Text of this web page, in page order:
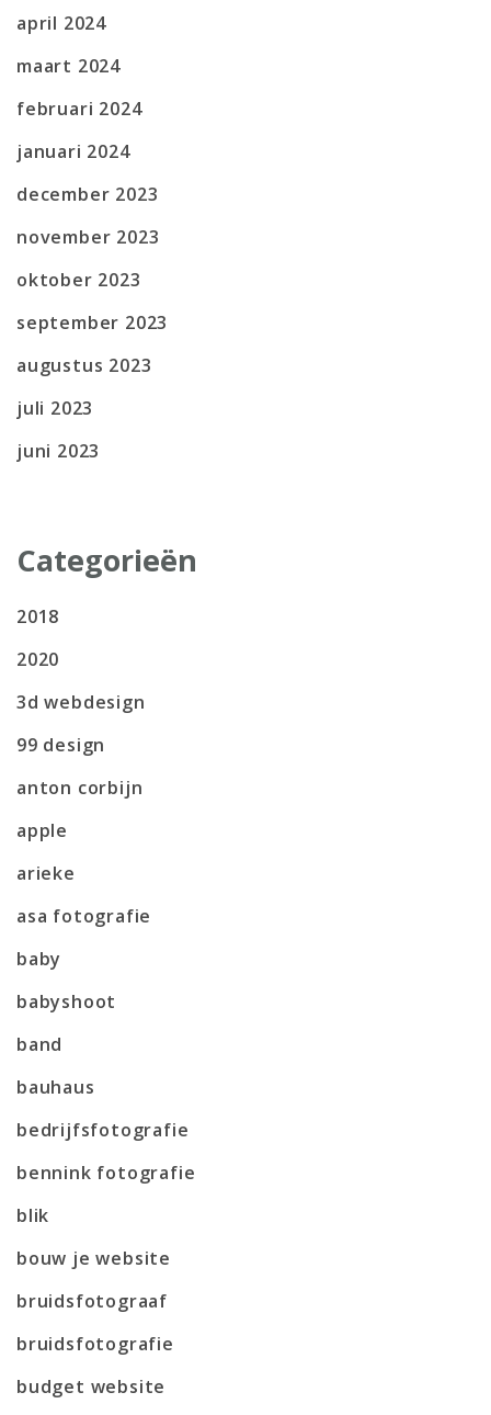
april 2024
maart 2024
februari 2024
januari 2024
december 2023
november 2023
oktober 2023
september 2023
augustus 2023
juli 2023
juni 2023
Categorieën
2018
2020
3d webdesign
99 design
anton corbijn
apple
arieke
asa fotografie
baby
babyshoot
band
bauhaus
bedrijfsfotografie
bennink fotografie
blik
bouw je website
bruidsfotograaf
bruidsfotografie
budget website